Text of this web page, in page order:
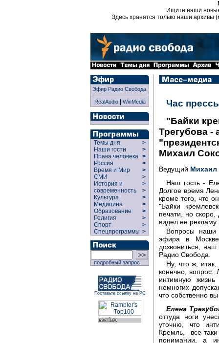
Ищите наши
Здесь хранятся только наши архивы
Эфир Радио Свобода
RealAudio| WinMedia
Темы дня
>
Наши гости
>
Права человека >
Россия
>
Время и Мир
>
СМИ
>
История и
современность
>
>
Культура
>
Медицина
>
Образование
>
Религия
>
Спорт
>
Спецпрограммы >
подробный запрос
Поставьте ссылку на РС
Час
"Байки
Трегубова -
Михаил
Ведущий Михаил
Наш гость -
Долгое время
кроме того, что
"Байки
печати, но
видел ее рекламу.
Вопросы наши
эфира в
дозвониться,
Радио Свобода.
Ну, что ж, итак,
конечно, вопрос:
интимную жизнь
немногих
что собственно
Елена
оттуда ноги
уточню, что
Кремль, все-
понимании, а